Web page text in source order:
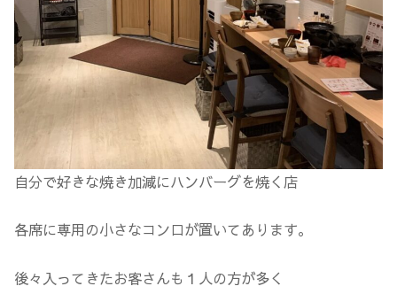
自分で好きな焼き加減にハンバーグを焼く店
各席に専用の小さなコンロが置いてあります。
後々入ってきたお客さんも１人の方が多く